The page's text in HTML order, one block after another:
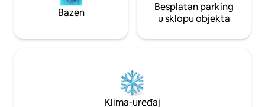
Bazen
Besplatan parking
u sklopu objekta
Klima-uređaj